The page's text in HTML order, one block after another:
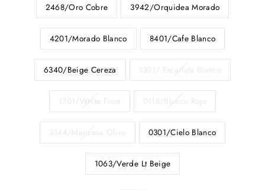
2468/Oro Cobre 3942/Orquidea Morado
4201/Morado Blanco 8401/Cafe Blanco
6340/Beige Cereza 1301/ Escarlata Blanco
1701/White Frost 0118/Blanco Rojo
3344/Manzana Olivo 0301/Cielo Blanco
1063/Verde Lt Beige